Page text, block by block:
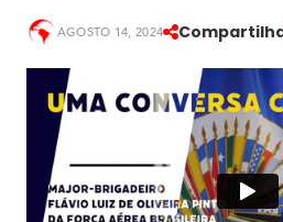
é
r
i
c
a
S
u
AGOSTO 14, 2024